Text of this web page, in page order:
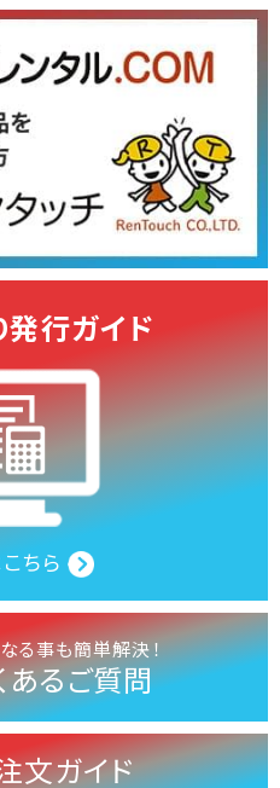
行ガイド
ちら
る事も簡単解決！
あるご質問
文ガイド